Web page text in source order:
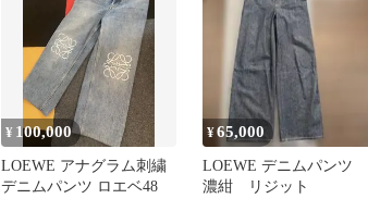
¥ 100,000
LOEWE アナグラム刺繍
デニムパンツ ロエベ48
¥65,000
LOEWE デニムパンツ
濃紺 リジット